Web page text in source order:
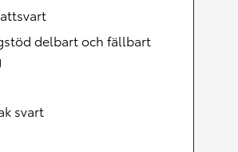
delbart och fällbart
svart